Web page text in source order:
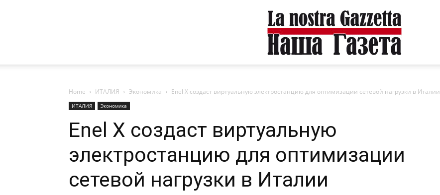
Home ИТАЛИЯ Экономика Enel X создаст виртуальную электростанцию для оптимизации сетевой нагрузки в Италии
ИТАЛИЯ Экономика
Enel X создаст виртуальную
электростанцию для оптимизации
сетевой нагрузки в Италии